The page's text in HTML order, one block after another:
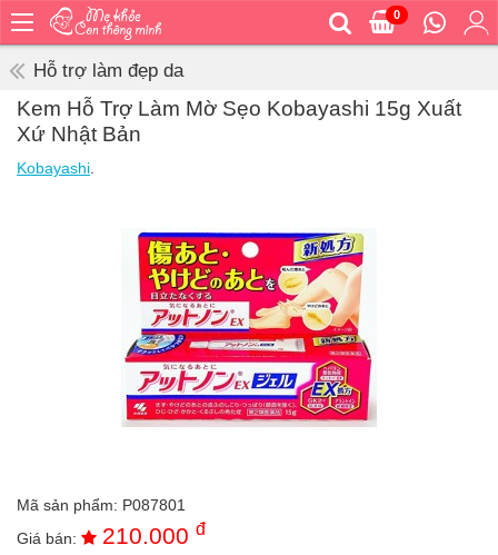
0
Bé
ăn
vệ
an
toàn
Hỗ trợ làm đẹp da
Kem Hỗ Trợ Làm Mờ Sẹo Kobayashi 15g Xuất
Xứ Nhật Bản
Kobayashi
Mã sản phẩm: P087801
Giá bán:
210.000 đ